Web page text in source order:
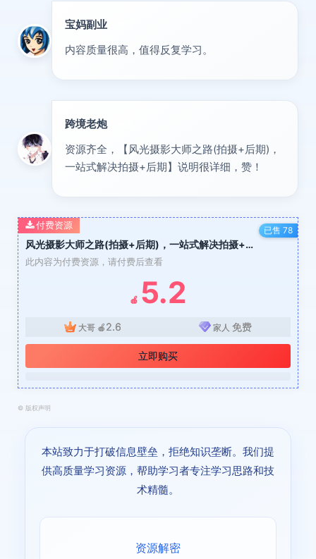
宝妈副业
内容质量很高，值得反复学习。
跨境老炮
资源齐全，【风光摄影大师之路(拍摄+后期)，
一站式解决拍摄+后期】说明很详细，赞！
风光摄影大师之路(拍摄+后期)，一站式解决拍摄+后期
此内容为付费资源，请付费后查看
🍎 5.2
大哥 🍎 2.6 家人 免费
立即购买
付费资源 已售 78
© 版权声明
本站致力于打破信息壁垒，拒绝知识垄断。我们提
供高质量学习资源，帮助学习者专注学习思路和技
术精髓。
资源解密